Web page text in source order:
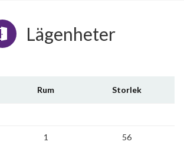
Lägenheter
Rum Storlek
1 56